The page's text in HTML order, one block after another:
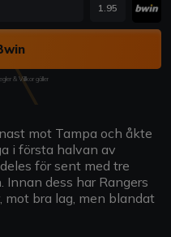
1.95
& Villkor gäller
mot Tampa och åkte
i första halvan av
för sent med tre
Innan dess har Rangers
bra lag, men blandat